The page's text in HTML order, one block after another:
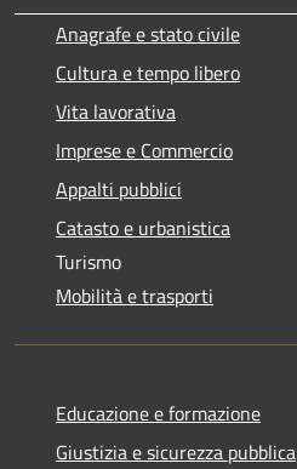
Anagrafe e stato civile
Cultura e tempo libero
Vita lavorativa
Imprese e Commercio
Appalti pubblici
Catasto e urbanistica
Turismo
Mobilità e trasporti
Educazione e formazione
Giustizia e sicurezza pubblica